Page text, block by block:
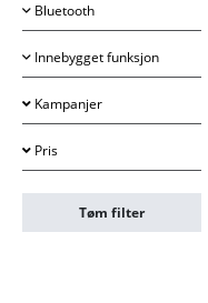
Bluetooth
Innebygget funksjon
Kampanjer
Pris
Tøm filter